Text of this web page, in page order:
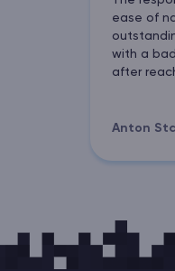
ease of
with a
after
Anton